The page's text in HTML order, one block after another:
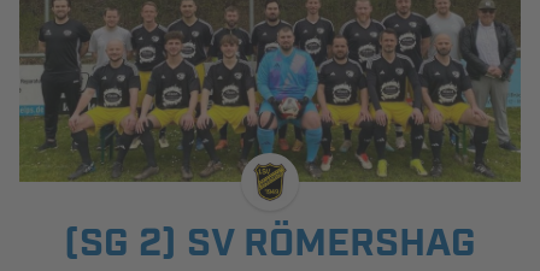
NEUIGKEITEN
SPIELBETRIEB & VERBANDSLEBEN
AUSBILDUNG & FÖRDERUNG
(SG 2) SV RÖMERSHAG